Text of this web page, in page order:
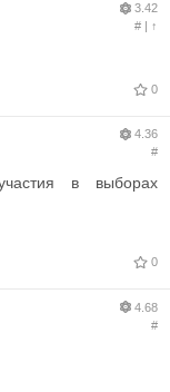
3.42
#| ↑
0
4.36
#
в выборах
0
4.68
#